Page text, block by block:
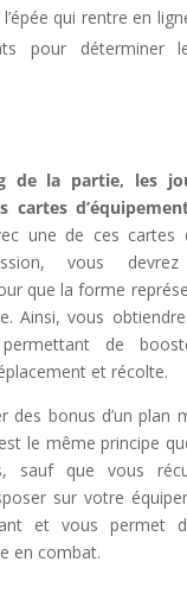
qui rentre en
pour déterminer
de la partie, les
cartes
une de ces cartes
vous
que la forme
Ainsi, vous
de
et récolte.
des bonus d’un plan
le même principe
sauf que vous
sur votre
et vous permet
en combat.